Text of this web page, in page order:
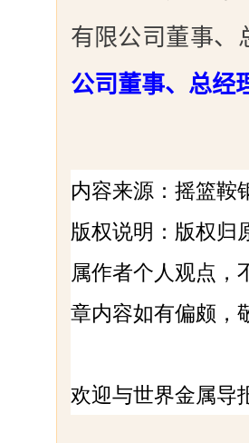
有限公司董事、
公司董事、总经
内容来源：摇篮鞍
版权说明：版权归
属作者个人观点，
章内容如有偏颇，
欢迎与世界金属导